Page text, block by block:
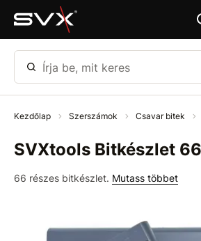
Ugrás az oldal fő részéhez
Írja be, mit keres
Kezdőlap Szerszámok Csavar bitek
SVXtools Bitkészlet
66 részes bitkészlet. Mutass többet